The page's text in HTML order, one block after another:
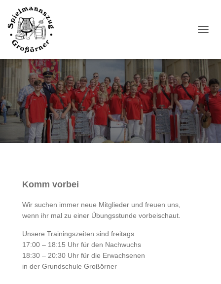
G
A
T
I
O
N
U
M
Komm vorbei
Wir suchen immer neue Mitglieder und freuen uns,
wenn ihr mal zu einer Übungsstunde vorbeischaut.
Unsere Trainingszeiten sind freitags
17:00 – 18:15 Uhr für den Nachwuchs
18:30 – 20:30 Uhr für die Erwachsenen
in der Grundschule Großörner